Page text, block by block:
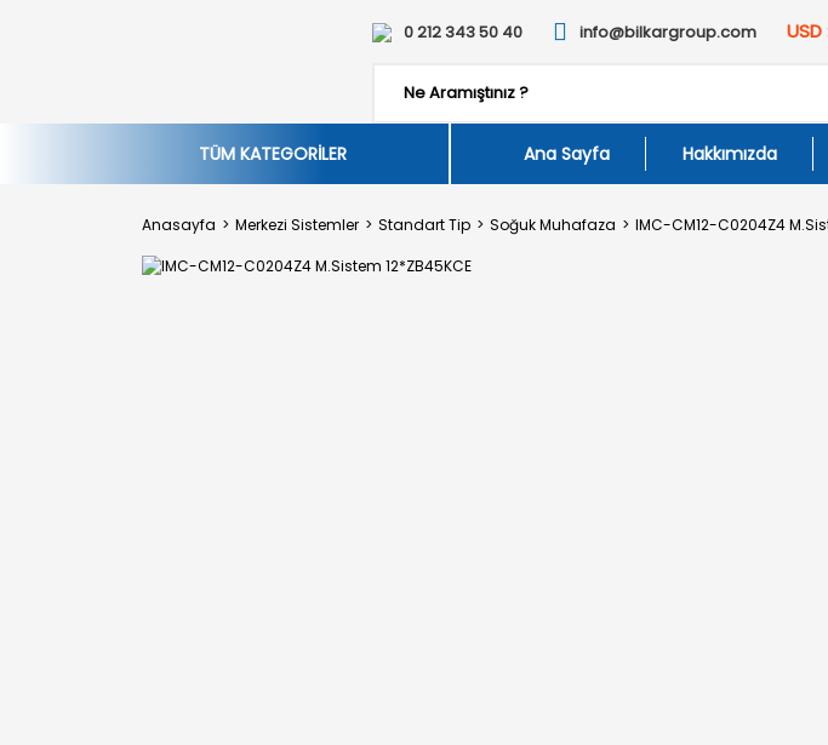
0 212 343 50 40 info@bilkargroup.com USD
TÜM KATEGORİLER Ana Sayfa Hakkımızda
Anasayfa Merkezi Sistemler Standart Tip Soğuk Muhafaza IMC-CM12-C0204Z4